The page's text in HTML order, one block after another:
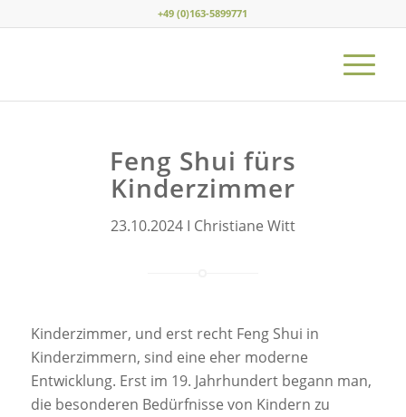
+49 (0)163-5899771
Feng Shui fürs
Kinderzimmer
23.10.2024 I Christiane Witt
Kinderzimmer, und erst recht Feng Shui in
Kinderzimmern, sind eine eher moderne
Entwicklung. Erst im 19. Jahrhundert begann man,
die besonderen Bedürfnisse von Kindern zu